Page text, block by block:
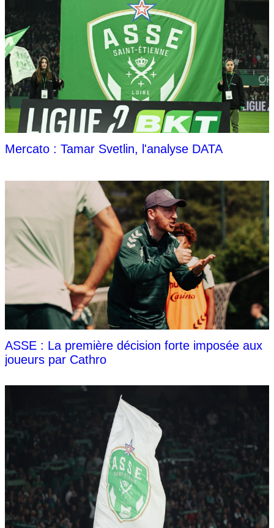
Mercato : Tamar Svetlin, l'analyse DATA
ASSE : La première décision forte imposée aux
joueurs par Cathro